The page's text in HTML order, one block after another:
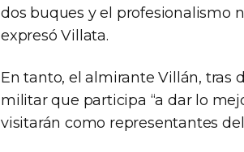
dos buques y el profesionalismo
expresó Villata.
En tanto, el almirante Villán, tras
militar que participa “a dar lo
visitarán como representantes